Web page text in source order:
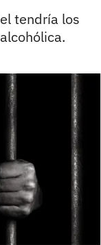
tendría los